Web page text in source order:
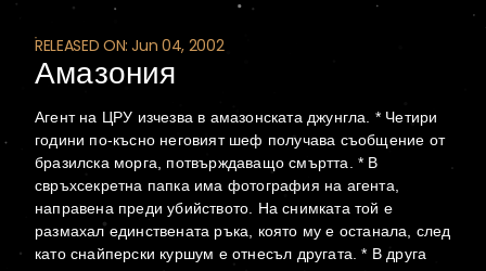
RELEASED ON: Jun 04, 2002
Амазония
Агент на ЦРУ изчезва в амазонската джунгла. * Четири
години по-късно неговият шеф получава съобщение от
бразилска морга, потвърждаващо смъртта. * В
свръхсекретна папка има фотография на агента,
направена преди убийството. На снимката той е
размахал единствената ръка, която му е останала, след
като снайперски куршум е отнесъл другата. * В друга